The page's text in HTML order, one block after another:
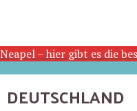
Neapel – hier gibt es die
DEUTSCHLAND